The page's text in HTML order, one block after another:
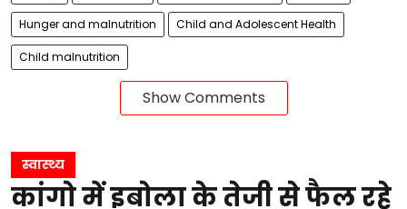
Hunger and malnutrition Child and Adolescent Health
Child malnutrition
Show Comments
स्वास्थ्य
कांगो में इबोला के तेजी से फैल रहे